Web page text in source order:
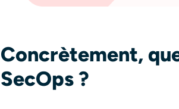
Concrètement,
SecOps ?